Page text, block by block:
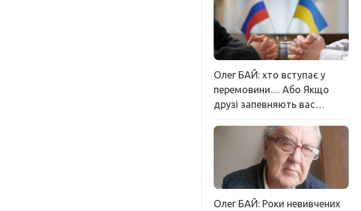
Олег БАЙ: хто вступає у
перемовини… Або Якщо
друзі запевняють вас…
Олег БАЙ: Роки невивчених